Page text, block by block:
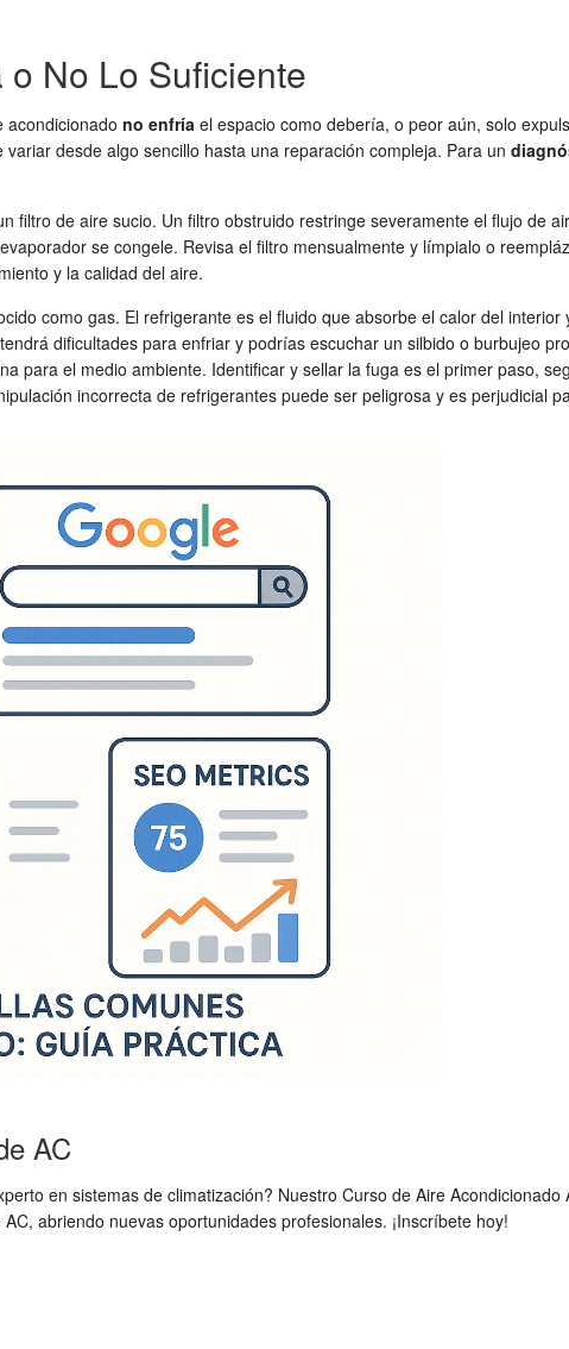
No Lo Suficiente
acondicionado no enfría el espacio como debería, o peor aún, solo
variar desde algo sencillo hasta una reparación compleja. Para un
filtro de aire sucio. Un filtro obstruido restringe severamente el flujo de
se congele. Revisa el filtro mensualmente y límpialo o
y la calidad del aire.
como gas. El refrigerante es el fluido que absorbe el calor del
dificultades para enfriar y podrías escuchar un silbido o burbujeo
para el medio ambiente. Identificar y sellar la fuga es el primer paso,
incorrecta de refrigerantes puede ser peligrosa y es perjudicial
AC
en sistemas de climatización? Nuestro Curso de Aire
abriendo nuevas oportunidades profesionales. ¡Inscríbete hoy!